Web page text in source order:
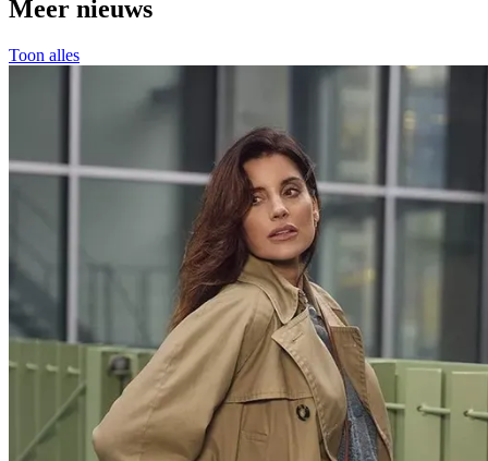
Meer nieuws
Toon alles